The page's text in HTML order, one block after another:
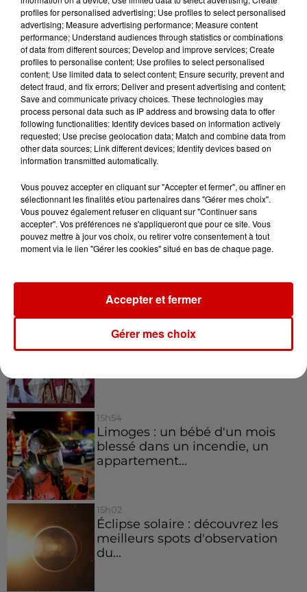
espace SNACK est accessible
pendant toute la durée de
l'exposition (repas, goûter,
boissons). Vous trouverez des
nouveautés à la boutique de
souvenirs du musée (maquettes,
avions retrofrictions) et les
produits phares (planeur Félix,
nounours pilotes, livres...). Grand
parking gratuit. Situé à 25 km au
nord est d'Angers, sortie A11 accès
gratuit par la sortie 13, Pelouailles
les vignes, puis D 766, après
Seiches sur le Loir, sur la route de
Infos
Pape Léon XIV en France : quel
est son programme ?
15h54
Limoges : un bébé d'un mois
blessé dans un incendie, un
appartement...
15h02
Éclipse solaire : découvrez les
meilleurs spots d'observation
du...
profiles for personalised advertising; Use profiles to select personalised
advertising; Measure advertising performance; Measure content
performance; Understand audiences through statistics or combinations
of data from different sources; Develop and improve services; Create
profiles to personalise content; Use profiles to select personalised
content; Use limited data to select content; Ensure security, prevent and
detect fraud, and fix errors; Deliver and present advertising and content;
Save and communicate privacy choices. These technologies may
process personal data such as IP address and browsing data to offer
following functionalities: Identify devices based on information actively
requested; Use precise geolocation data; Match and combine data from
other data sources; Link different devices; Identify devices based on
information transmitted automatically.
Vous pouvez accepter en cliquant sur "Accepter et fermer", ou affiner en
sélectionnant les finalités et/ou partenaires dans "Gérer mes choix".
Vous pouvez également refuser en cliquant sur "Continuer sans
accepter". Vos préférences ne s'appliqueront que pour ce site. Vous
pouvez mettre à jour vos choix, ou retirer votre consentement à tout
moment via le lien "Gérer les cookies" situé en bas de chaque page.
Gérer mes choix
Accepter et fermer